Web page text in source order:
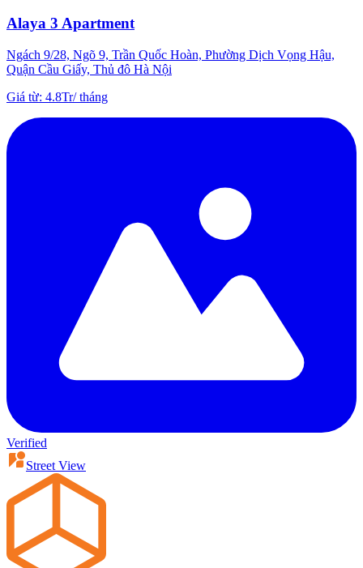
Alaya 3 Apartment
Ngách 9/28, Ngõ 9, Trần Quốc Hoàn, Phường Dịch Vọng Hậu,
Quận Cầu Giấy, Thủ đô Hà Nội
Giá từ: 4.8Tr/tháng
Verified
Street View